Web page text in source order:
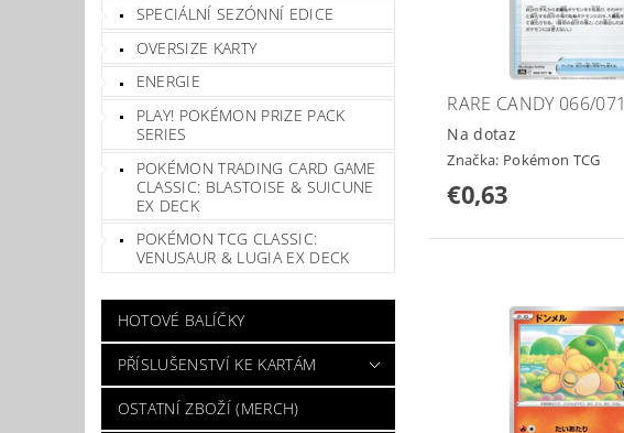
SPECIÁLNÍ SEZÓNNÍ EDICE
OVERSIZE KARTY
ENERGIE
PLAY! POKÉMON PRIZE PACK
SERIES
POKÉMON TRADING CARD GAME
CLASSIC: BLASTOISE & SUICUNE
EX DECK
POKÉMON TCG CLASSIC:
VENUSAUR & LUGIA EX DECK
HOTOVÉ BALÍČKY
PŘÍSLUŠENSTVÍ KE KARTÁM
OSTATNÍ ZBOŽÍ (MERCH)
RARE CANDY 066/071
Na dotaz
Značka: Pokémon TCG
€0,63